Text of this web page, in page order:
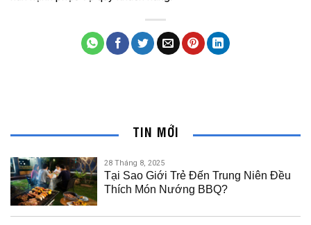
TIN MỚI
Tại Sao Giới Trẻ Đến Trung Niên Đều
Thích Món Nướng BBQ?
28 Tháng 8, 2025